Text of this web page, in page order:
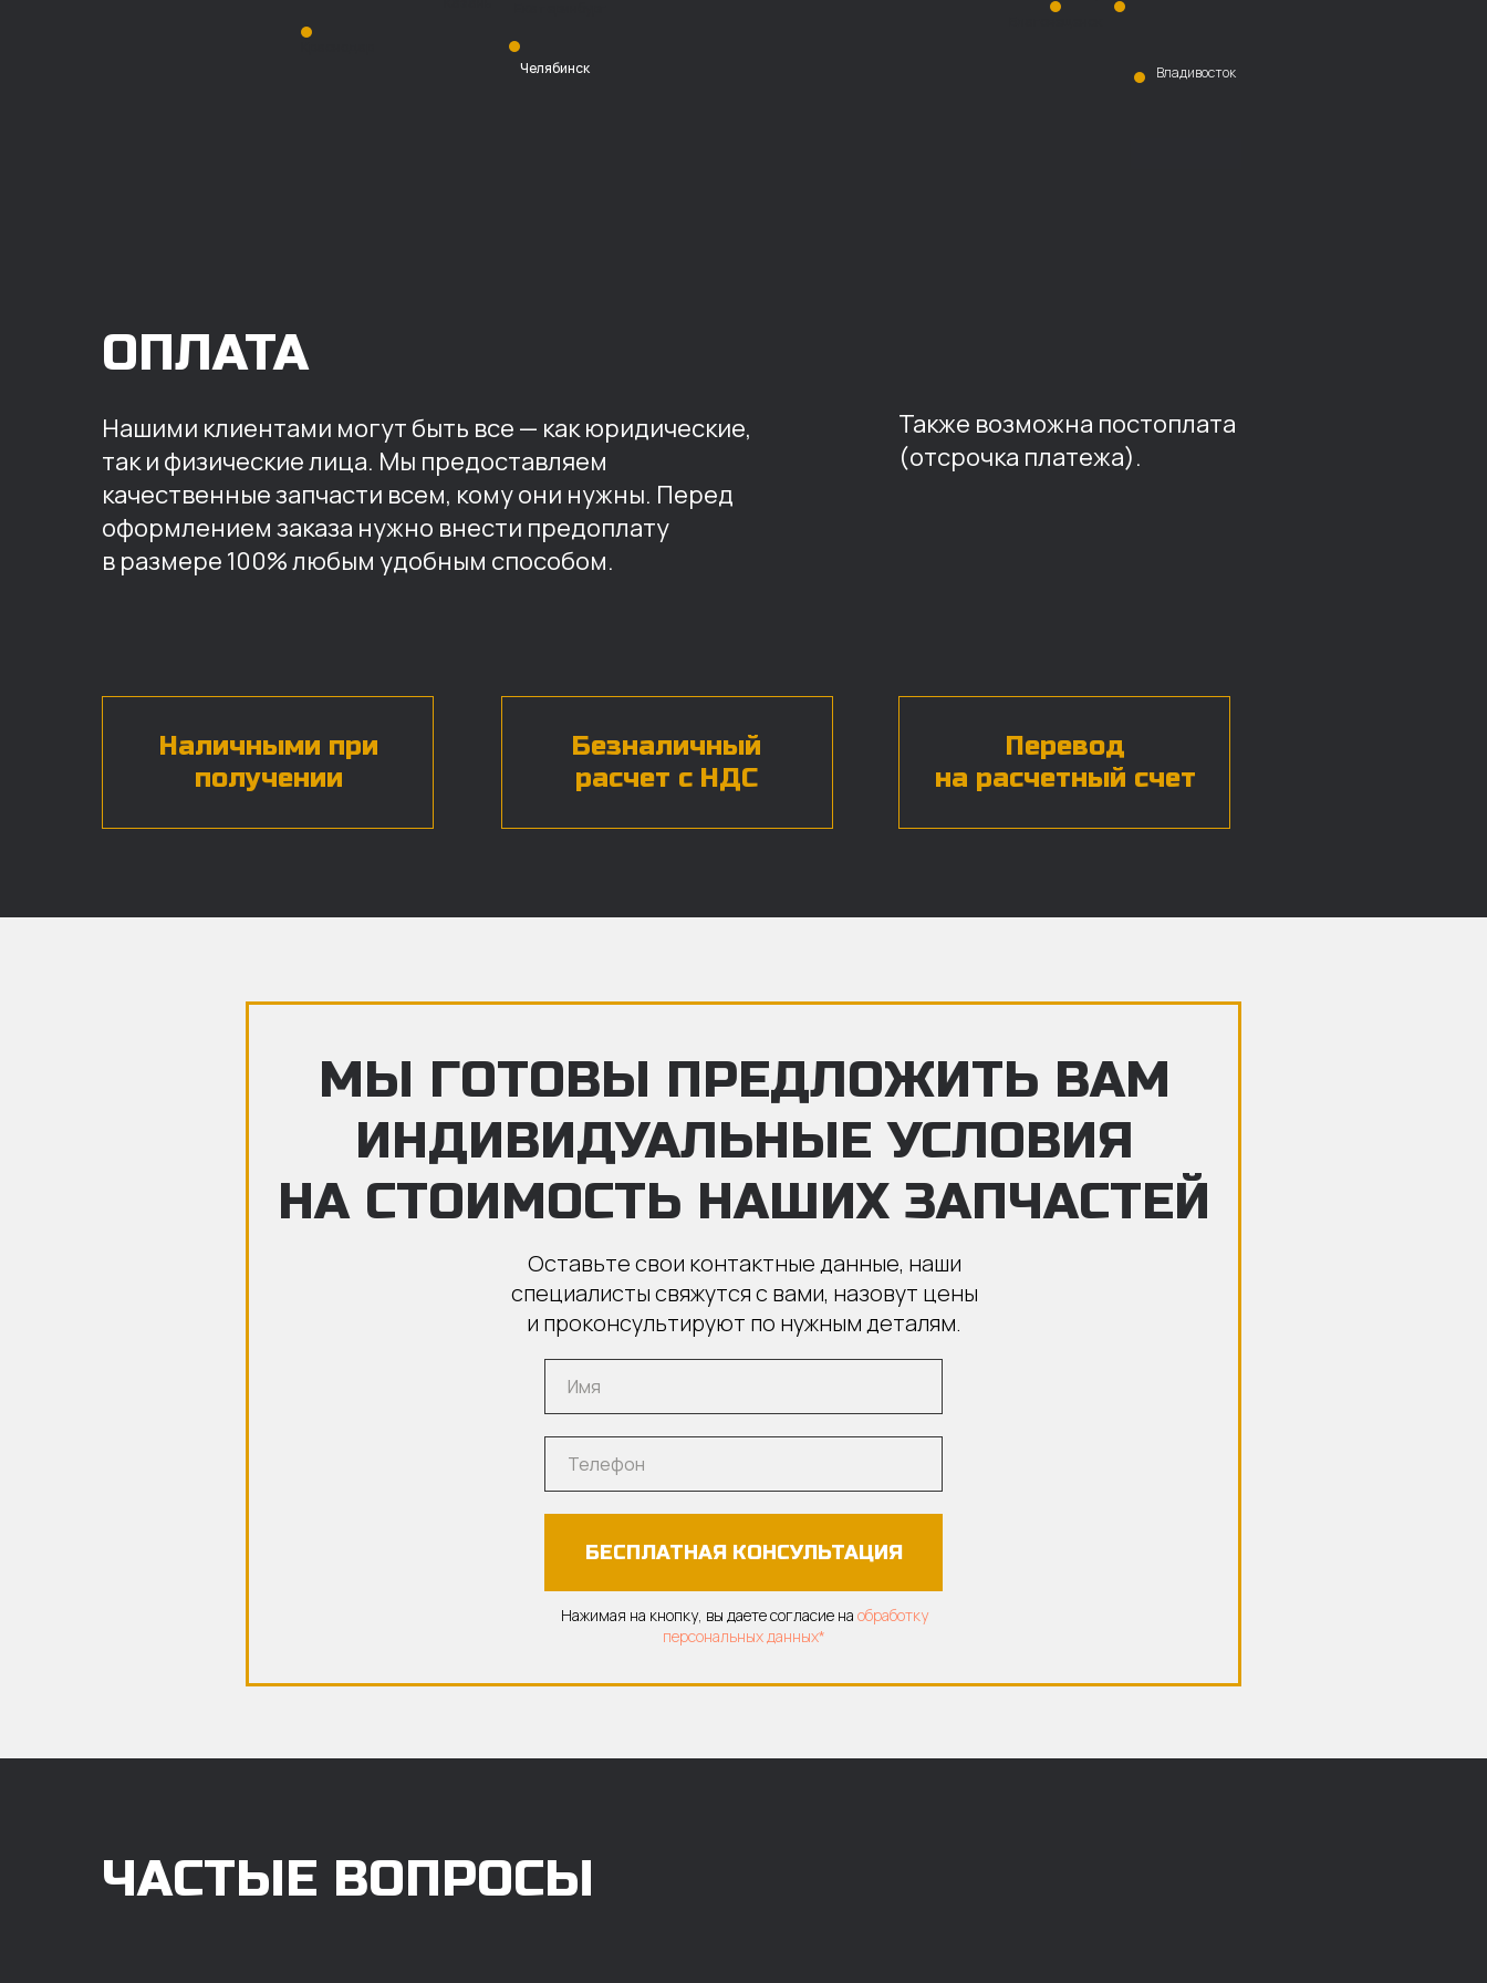
Владивосток
Челябинск
Наличными при
получении
Безналичный
расчет с НДС
Перевод
на расчетный счет
ОПЛАТА
Нашими клиентами могут быть все — как юридические,
так и физические лица. Мы предоставляем
качественные запчасти всем, кому они нужны. Перед
оформлением заказа нужно внести предоплату
в размере 100% любым удобным способом.
Также возможна постоплата
(отсрочка платежа).
МЫ ГОТОВЫ ПРЕДЛОЖИТЬ ВАМ
ИНДИВИДУАЛЬНЫЕ УСЛОВИЯ
НА СТОИМОСТЬ НАШИХ ЗАПЧАСТЕЙ
Оставьте свои контактные данные, наши
специалисты свяжутся с вами, назовут цены
и проконсультируют по нужным деталям.
БЕСПЛАТНАЯ КОНСУЛЬТАЦИЯ
Нажимая на кнопку, вы даете согласие на обработку
персональных данных*
ЧАСТЫЕ ВОПРОСЫ